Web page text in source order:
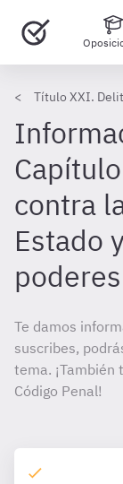
Título XXI.
contra
Estado
poderes
Te damos
suscribes,
tema.
Código Penal!